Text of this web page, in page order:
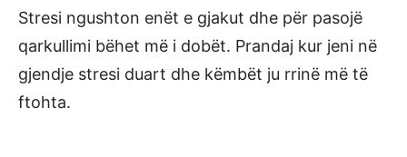
Stresi ngushton enët e gjakut dhe për pasojë
qarkullimi bëhet më i dobët. Prandaj kur jeni në
gjendje stresi duart dhe këmbët ju rrinë më të
ftohta.